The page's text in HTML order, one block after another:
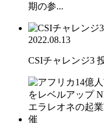
期の参...
2022.08.13
CSIチャレンジ3